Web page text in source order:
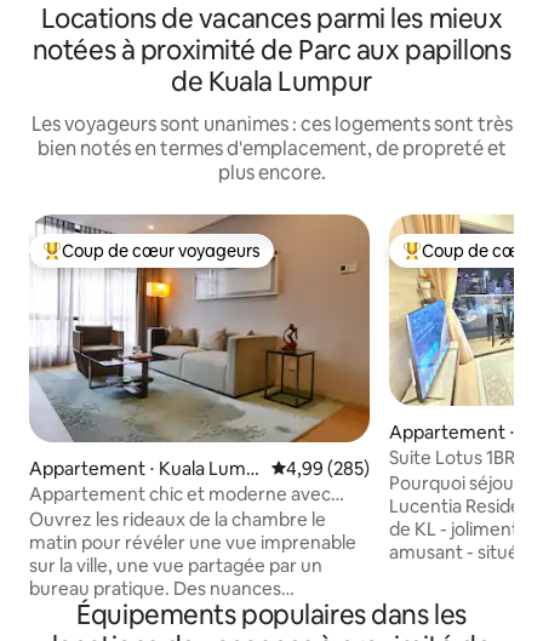
Locations de vacances parmi les mieux
notées à proximité de Parc aux papillons
de Kuala Lumpur
Les voyageurs sont unanimes : ces logements sont très
bien notés en termes d'emplacement, de propreté et
plus encore.
Coups de cœur voyageurs les plus appréciés
Coup de cœur voyageurs
Appartement ⋅ Kuala Lump
ur
Évaluation moyenne sur la
4,99 (285)
Appartement chic et moderne avec
vue, à pied des tours jumelles
Ouvrez les rideaux de la chambre le
matin pour révéler une vue imprenable
sur la ville, une vue partagée par un
bureau pratique. Des nuances
apaisantes de taupe et de gris
maintiennent une sensation
Coups de cœur
Coup de cœur
Appartement ⋅
ur
Suite Lotus 1BR
piscine à
Pourquoi
Lucentia
de KL - joliment
amusant - situé dans
Netflix, Apple
piscines
Équipements populaires dans les